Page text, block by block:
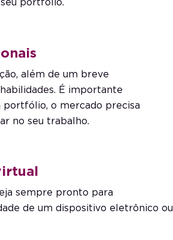
além de um breve
É importante
portfólio, o mercado precisa
no seu trabalho.
sempre pronto para
de um dispositivo eletrônico ou